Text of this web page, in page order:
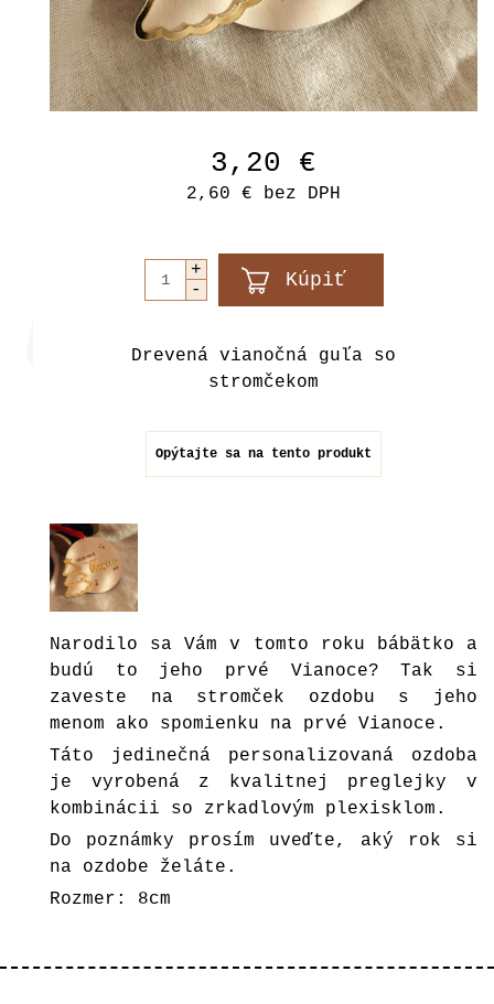
3,20 €
2,60 € bez DPH
Drevená vianočná guľa so
stromčekom
Opýtajte sa na tento produkt
Narodilo sa Vám v tomto roku bábätko a
budú to jeho prvé Vianoce? Tak si
zaveste na stromček ozdobu s jeho
menom ako spomienku na prvé Vianoce.
Táto jedinečná personalizovaná ozdoba
je vyrobená z kvalitnej preglejky v
kombinácii so zrkadlovým plexisklom.
Do poznámky prosím uveďte, aký rok si
na ozdobe želáte.
Rozmer: 8cm